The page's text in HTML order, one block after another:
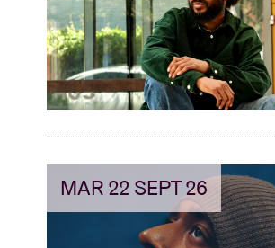
MAR 22 SEPT 26